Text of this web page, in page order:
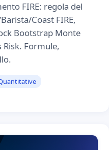
FIRE: regola del
Coast FIRE,
Bootstrap Monte
Risk. Formule,